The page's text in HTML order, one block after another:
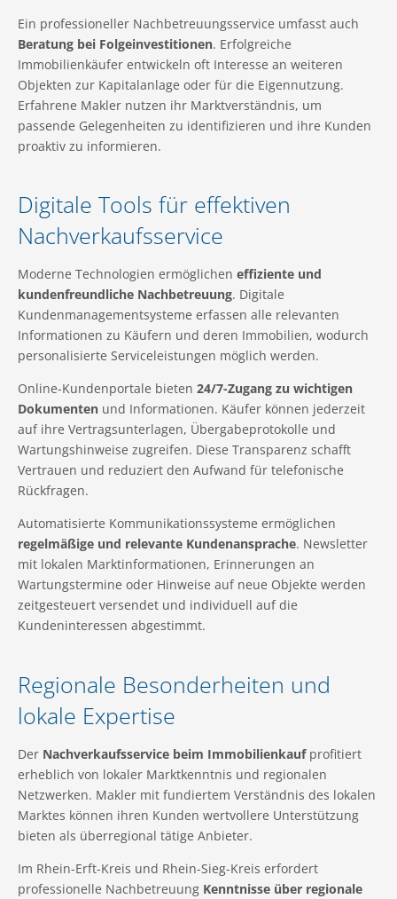
Ein professioneller Nachbetreuungsservice umfasst auch
Beratung bei Folgeinvestitionen. Erfolgreiche
Immobilienkäufer entwickeln oft Interesse an weiteren
Objekten zur Kapitalanlage oder für die Eigennutzung.
Erfahrene Makler nutzen ihr Marktverständnis, um
passende Gelegenheiten zu identifizieren und ihre Kunden
proaktiv zu informieren.
Digitale Tools für effektiven
Nachverkaufsservice
Moderne Technologien ermöglichen effiziente und
kundenfreundliche Nachbetreuung. Digitale
Kundenmanagementsysteme erfassen alle relevanten
Informationen zu Käufern und deren Immobilien, wodurch
personalisierte Serviceleistungen möglich werden.
Online-Kundenportale bieten 24/7-Zugang zu wichtigen
Dokumenten und Informationen. Käufer können jederzeit
auf ihre Vertragsunterlagen, Übergabeprotokolle und
Wartungshinweise zugreifen. Diese Transparenz schafft
Vertrauen und reduziert den Aufwand für telefonische
Rückfragen.
Automatisierte Kommunikationssysteme ermöglichen
regelmäßige und relevante Kundenansprache. Newsletter
mit lokalen Marktinformationen, Erinnerungen an
Wartungstermine oder Hinweise auf neue Objekte werden
zeitgesteuert versendet und individuell auf die
Kundeninteressen abgestimmt.
Regionale Besonderheiten und
lokale Expertise
Der Nachverkaufsservice beim Immobilienkaufprofitiert
erheblich von lokaler Marktkenntnis und regionalen
Netzwerken. Makler mit fundiertem Verständnis des lokalen
Marktes können ihren Kunden wertvollere Unterstützung
bieten als überregional tätige Anbieter.
Im Rhein-Erft-Kreis und Rhein-Sieg-Kreis erfordert
professionelle Nachbetreuung Kenntnisse über regionale